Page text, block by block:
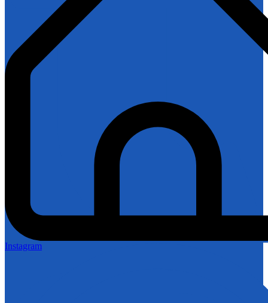
Instagram